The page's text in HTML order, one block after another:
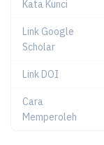
Kata Kunci
Link Google
Scholar
Link DOI
Cara
Memperoleh